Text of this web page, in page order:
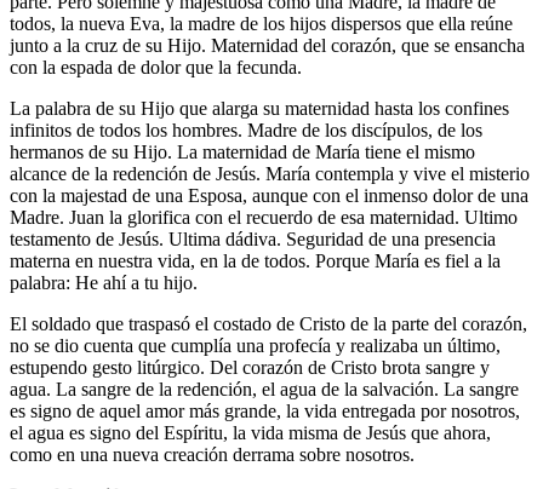
todos, la nueva Eva, la madre de los hijos dispersos que ella reúne
junto a la cruz de su Hijo. Maternidad del corazón, que se ensancha
con la espada de dolor que la fecunda.
La palabra de su Hijo que alarga su maternidad hasta los confines
infinitos de todos los hombres. Madre de los discípulos, de los
hermanos de su Hijo. La maternidad de María tiene el mismo
alcance de la redención de Jesús. María contempla y vive el misterio
con la majestad de una Esposa, aunque con el inmenso dolor de una
Madre. Juan la glorifica con el recuerdo de esa maternidad. Ultimo
testamento de Jesús. Ultima dádiva. Seguridad de una presencia
materna en nuestra vida, en la de todos. Porque María es fiel a la
palabra: He ahí a tu hijo.
El soldado que traspasó el costado de Cristo de la parte del corazón,
no se dio cuenta que cumplía una profecía y realizaba un último,
estupendo gesto litúrgico. Del corazón de Cristo brota sangre y
agua. La sangre de la redención, el agua de la salvación. La sangre
es signo de aquel amor más grande, la vida entregada por nosotros,
el agua es signo del Espíritu, la vida misma de Jesús que ahora,
como en una nueva creación derrama sobre nosotros.